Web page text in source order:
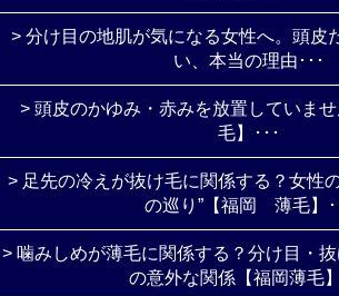
> 分け目の地肌が気になる女性へ。頭皮
い、本当の理由･･･
> 頭皮のかゆみ・赤みを放置していま
毛】･･･
> 足先の冷えが抜け毛に関係する？女性
の巡り”【福岡 薄毛】･
> 噛みしめが薄毛に関係する？分け目・
の意外な関係【福岡薄毛